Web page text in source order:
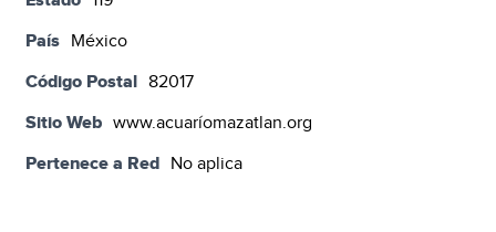
País México
Código Postal 82017
Sitio Web www.acuaríomazatlan.org
Pertenece a Red No aplica